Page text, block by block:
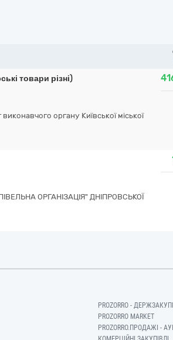
товари різні)
органу Київської міської
ОРГАНІЗАЦІЯ" ДНІПРОВСЬКОЇ
PROZORRO -
PROZORRO MARKET
PROZORRO.ПРОДАЖІ -